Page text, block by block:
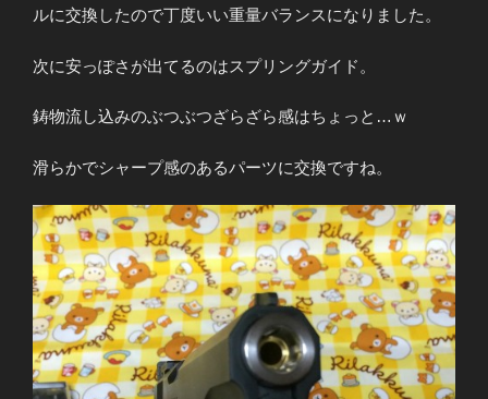
ルに交換したので丁度いい重量バランスになりました。
次に安っぽさが出てるのはスプリングガイド。
鋳物流し込みのぶつぶつざらざら感はちょっと…ｗ
滑らかでシャープ感のあるパーツに交換ですね。